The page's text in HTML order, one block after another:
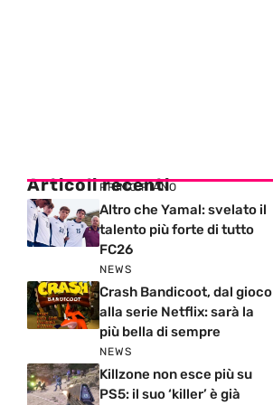
Articoli recenti
PRIMO PIANO
Altro che Yamal: svelato il
talento più forte di tutto
FC26
NEWS
Crash Bandicoot, dal gioco
alla serie Netflix: sarà la
più bella di sempre
NEWS
Killzone non esce più su
PS5: il suo ‘killer’ è già